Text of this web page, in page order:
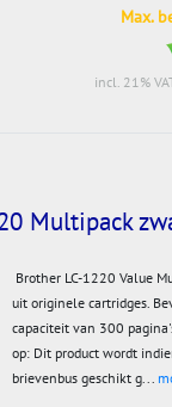
Max.
incl. 21%
Multipack
Brother LC-1220 Value
uit originele cartridges.
capaciteit van 300
op: Dit product wordt
brievenbus geschikt g...